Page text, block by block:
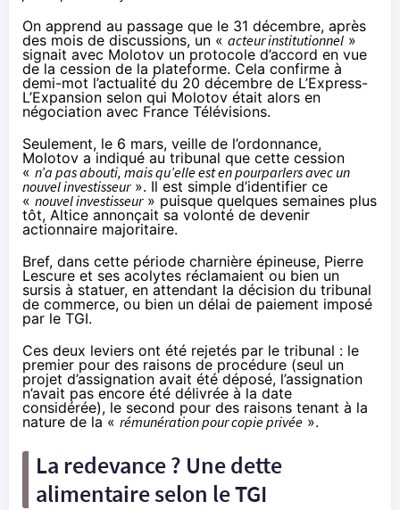
On apprend au passage que le 31 décembre, après
des mois de discussions, un « acteur institutionnel »
signait avec Molotov un protocole d’accord en vue
de la cession de la plateforme. Cela confirme à
demi-mot l’actualité du 20 décembre de L’Express-
L’Expansion selon qui Molotov était alors en
négociation avec France Télévisions.
Seulement, le 6 mars, veille de l’ordonnance,
Molotov a indiqué au tribunal que cette cession
« n’a pas abouti, mais qu’elle est en pourparlers avec un
nouvel investisseur». Il est simple d’identifier ce
« nouvel investisseur» puisque quelques semaines plus
tôt, Altice annonçait sa volonté de devenir
actionnaire majoritaire.
Bref, dans cette période charnière épineuse, Pierre
Lescure et ses acolytes réclamaient ou bien un
sursis à statuer, en attendant la décision du tribunal
de commerce, ou bien un délai de paiement imposé
par le TGI.
Ces deux leviers ont été rejetés par le tribunal : le
premier pour des raisons de procédure (seul un
projet d’assignation avait été déposé, l’assignation
n’avait pas encore été délivrée à la date
considérée), le second pour des raisons tenant à la
nature de la « rémunération pour copie privée ».
La redevance ? Une dette
alimentaire selon le TGI